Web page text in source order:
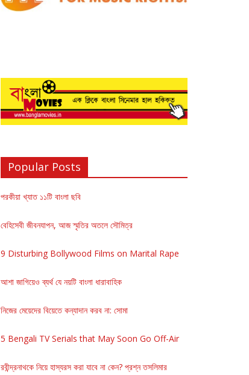
Popular Posts
পরকীয়া খ্যাত ১১টি বাংলা ছবি
বেহিসেবী জীবনযাপন, আজ স্মৃতির অতলে সৌমিত্র
9 Disturbing Bollywood Films on Marital Rape
আশা জাগিয়েও ব্যর্থ যে নয়টি বাংলা ধারাবাহিক
নিজের মেয়েদের বিয়েতে কন্যাদান করব না: সোমা
5 Bengali TV Serials that May Soon Go Off-Air
রবীন্দ্রনাথকে নিয়ে হাস্যরস করা যাবে না কেন? প্রশ্ন তসলিমার